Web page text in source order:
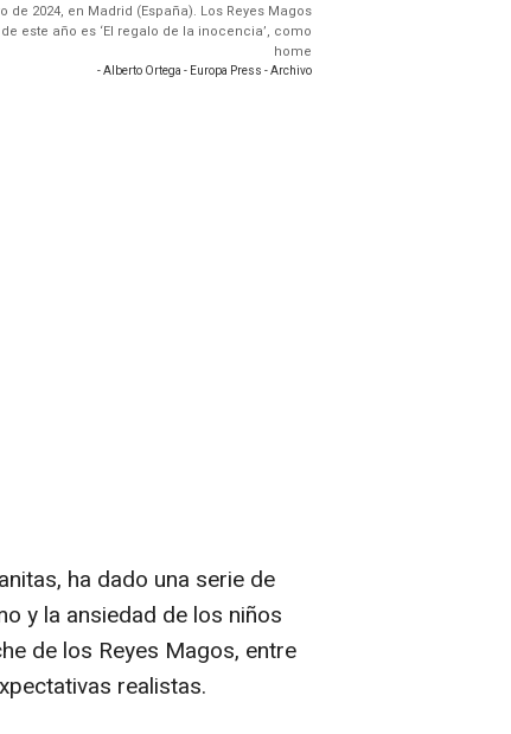
2024, en Madrid (España). Los Reyes Magos
este año es ‘El regalo de la inocencia’, como
home
- Alberto Ortega - Europa Press - Archivo
ha dado una serie de
y la ansiedad de los niños
de los Reyes Magos, entre
realistas.